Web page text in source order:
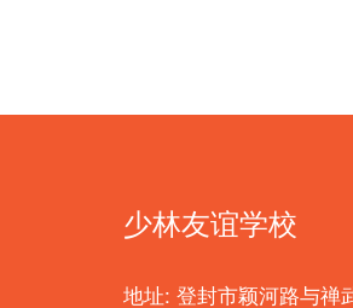
少林友谊学校
地址: 登封市颖河路与禅